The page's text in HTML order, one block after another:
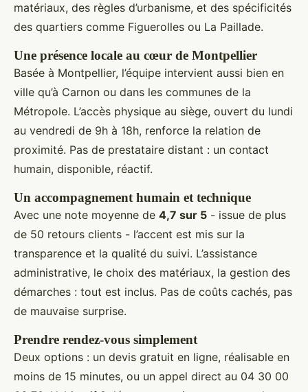
matériaux, des règles d’urbanisme, et des spécificités
des quartiers comme Figuerolles ou La Paillade.
Une présence locale au cœur de Montpellier
Basée à Montpellier, l’équipe intervient aussi bien en
ville qu’à Carnon ou dans les communes de la
Métropole. L’accès physique au siège, ouvert du lundi
au vendredi de 9h à 18h, renforce la relation de
proximité. Pas de prestataire distant : un contact
humain, disponible, réactif.
Un accompagnement humain et technique
Avec une note moyenne de 4,7 sur 5 - issue de plus
de 50 retours clients - l’accent est mis sur la
transparence et la qualité du suivi. L’assistance
administrative, le choix des matériaux, la gestion des
démarches : tout est inclus. Pas de coûts cachés, pas
de mauvaise surprise.
Prendre rendez-vous simplement
Deux options : un devis gratuit en ligne, réalisable en
moins de 15 minutes, ou un appel direct au 04 30 00